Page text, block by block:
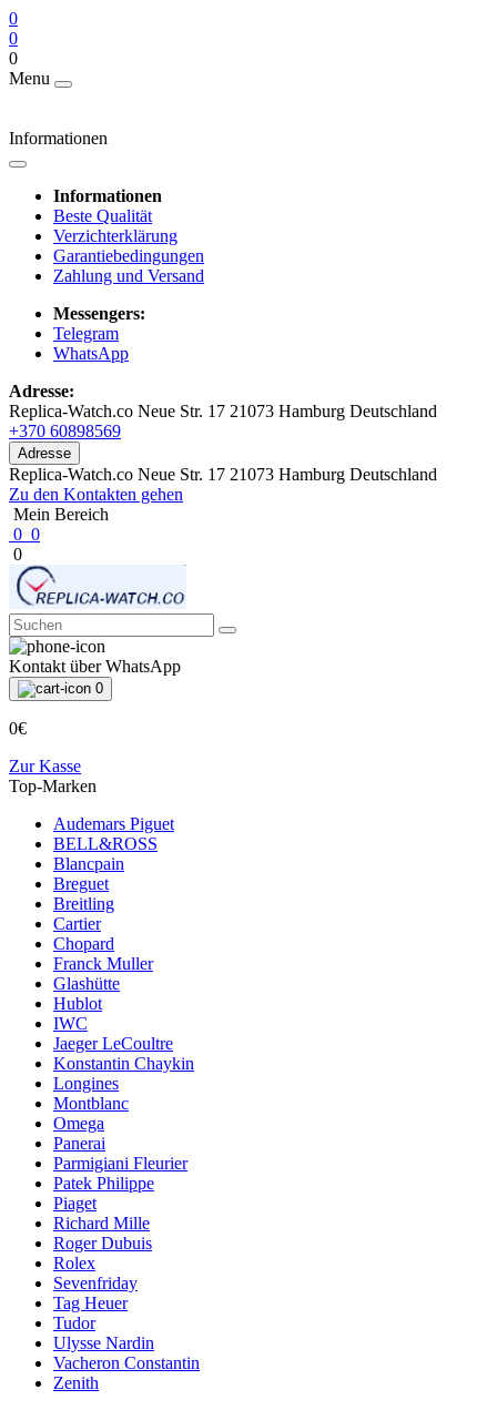
0
0
0
Menu
Informationen
Informationen
Beste Qualität
Verzichterklärung
Garantiebedingungen
Zahlung und Versand
Messengers:
Telegram
WhatsApp
Adresse:
Replica-Watch.co Neue Str. 17 21073 Hamburg Deutschland
+370 60898569
Adresse
Replica-Watch.co Neue Str. 17 21073 Hamburg Deutschland
Zu den Kontakten gehen
Mein Bereich
0 0
0
Kontakt über WhatsApp
0
0€
Zur Kasse
Top-Marken
Audemars Piguet
BELL&ROSS
Blancpain
Breguet
Breitling
Cartier
Chopard
Franck Muller
Glashütte
Hublot
IWC
Jaeger LeCoultre
Konstantin Chaykin
Longines
Montblanc
Omega
Panerai
Parmigiani Fleurier
Patek Philippe
Piaget
Richard Mille
Roger Dubuis
Rolex
Sevenfriday
Tag Heuer
Tudor
Ulysse Nardin
Vacheron Constantin
Zenith